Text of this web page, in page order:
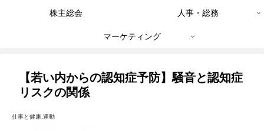
株主総会 人事・総務
マーケティング
【若い内からの認知症予防】騒音と認知症
リスクの関係
仕事と健康,運動